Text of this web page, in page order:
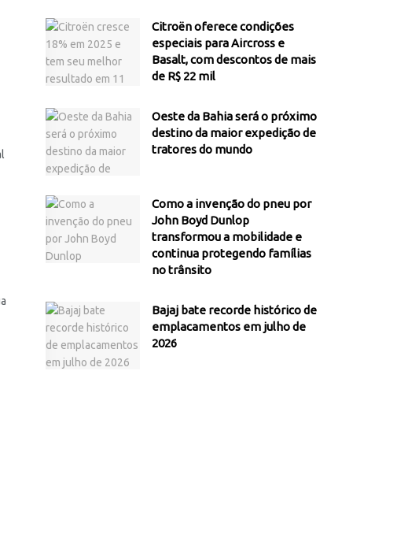
Citroën oferece condições
especiais para Aircross e
Basalt, com descontos de mais
de R$ 22 mil
Oeste da Bahia será o próximo
destino da maior expedição de
tratores do mundo
Como a invenção do pneu por
John Boyd Dunlop
transformou a mobilidade e
continua protegendo famílias
no trânsito
Bajaj bate recorde histórico de
emplacamentos em julho de
2026